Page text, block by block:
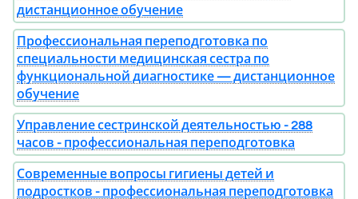
дистанционное обучение
Профессиональная переподготовка по
специальности медицинская сестра по
функциональной диагностике — дистанционное
обучение
Управление сестринской деятельностью - 288
часов - профессиональная переподготовка
Современные вопросы гигиены детей и
подростков - профессиональная переподготовка